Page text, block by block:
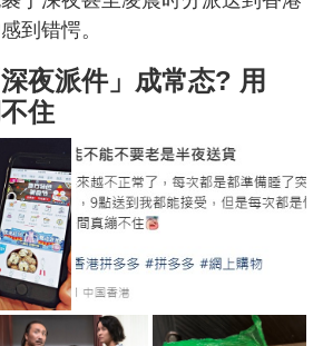
到错愕。
夜派件」成常态? 用
住